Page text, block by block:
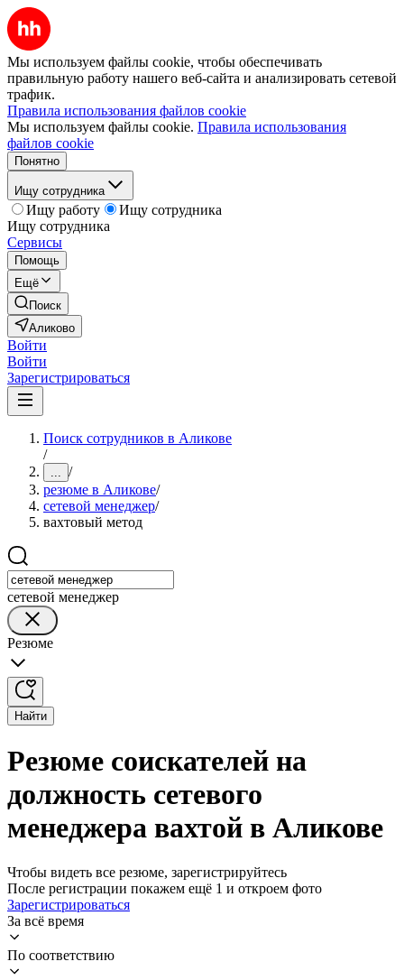
Мы используем файлы cookie, чтобы обеспечивать
правильную работу нашего веб-сайта и анализировать сетевой
трафик.
Правила использования файлов cookie
Мы используем файлы cookie. Правила использования
файлов cookie
Понятно
Ищу сотрудника
Ищу работу
Ищу сотрудника
Ищу сотрудника
Сервисы
Помощь
Ещё
Поиск
Аликово
Войти
Войти
Зарегистрироваться
Поиск сотрудников в Аликове
/
... /
резюме в Аликове/
сетевой менеджер/
вахтовый метод
сетевой менеджер
Резюме
Найти
Резюме соискателей на
должность сетевого
менеджера вахтой в Аликове
Чтобы видеть все резюме, зарегистрируйтесь
После регистрации покажем ещё 1 и откроем фото
Зарегистрироваться
За всё время
По соответствию